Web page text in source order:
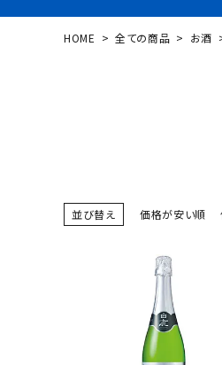
ログイン 新規会員
すべての商品
HOME 全ての商品 お酒
並び替え 価格が安い順